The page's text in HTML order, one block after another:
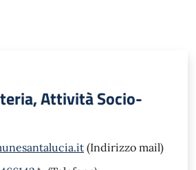
Attività Socio-
(Indirizzo mail)